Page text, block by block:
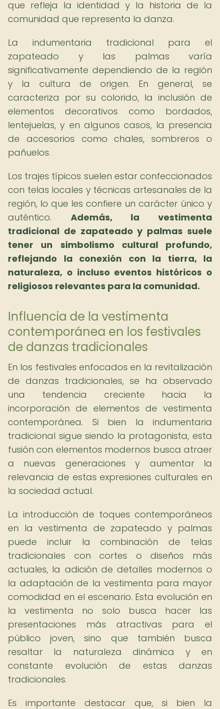
que refleja la identidad y la historia de la
comunidad que representa la danza.
La indumentaria tradicional para el
zapateado y las palmas varía
significativamente dependiendo de la región
y la cultura de origen. En general, se
caracteriza por su colorido, la inclusión de
elementos decorativos como bordados,
lentejuelas, y en algunos casos, la presencia
de accesorios como chales, sombreros o
pañuelos.
Los trajes típicos suelen estar confeccionados
con telas locales y técnicas artesanales de la
región, lo que les confiere un carácter único y
auténtico. Además, la vestimenta
tradicional de zapateado y palmas suele
tener un simbolismo cultural profundo,
reflejando la conexión con la tierra, la
naturaleza, o incluso eventos históricos o
religiosos relevantes para la comunidad.
Influencia de la vestimenta
contemporánea en los festivales
de danzas tradicionales
En los festivales enfocados en la revitalización
de danzas tradicionales, se ha observado
una tendencia creciente hacia la
incorporación de elementos de vestimenta
contemporánea. Si bien la indumentaria
tradicional sigue siendo la protagonista, esta
fusión con elementos modernos busca atraer
a nuevas generaciones y aumentar la
relevancia de estas expresiones culturales en
la sociedad actual.
La introducción de toques contemporáneos
en la vestimenta de zapateado y palmas
puede incluir la combinación de telas
tradicionales con cortes o diseños más
actuales, la adición de detalles modernos o
la adaptación de la vestimenta para mayor
comodidad en el escenario. Esta evolución en
la vestimenta no solo busca hacer las
presentaciones más atractivas para el
público joven, sino que también busca
resaltar la naturaleza dinámica y en
constante evolución de estas danzas
tradicionales.
Es importante destacar que, si bien la